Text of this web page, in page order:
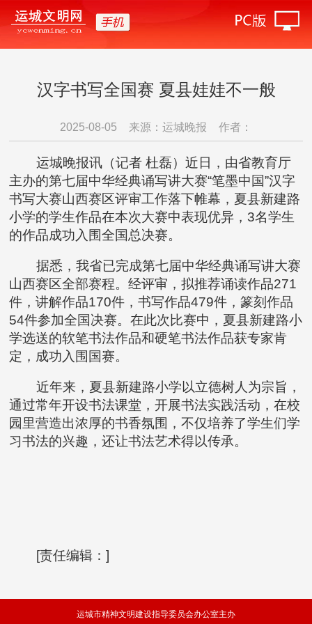
汉字书写全国赛 夏县娃娃不一般
2025-08-05 来源：运城晚报 作者：
运城晚报讯（记者 杜磊）近日，由省教育厅
主办的第七届中华经典诵写讲大赛“笔墨中国”汉字
书写大赛山西赛区评审工作落下帷幕，夏县新建路
小学的学生作品在本次大赛中表现优异，3名学生
的作品成功入围全国总决赛。
据悉，我省已完成第七届中华经典诵写讲大赛
山西赛区全部赛程。经评审，拟推荐诵读作品271
件，讲解作品170件，书写作品479件，篆刻作品
54件参加全国决赛。在此次比赛中，夏县新建路小
学选送的软笔书法作品和硬笔书法作品获专家肯
定，成功入围国赛。
近年来，夏县新建路小学以立德树人为宗旨，
通过常年开设书法课堂，开展书法实践活动，在校
园里营造出浓厚的书香氛围，不仅培养了学生们学
习书法的兴趣，还让书法艺术得以传承。
[责任编辑：]
运城市精神文明建设指导委员会办公室主办